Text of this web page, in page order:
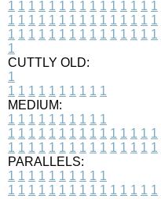
1 1 1 1 1 1 1 1 1 1 1 1 1 1 1
1 1 1 1 1 1 1 1 1 1 1 1 1 1 1
1 1 1 1 1 1 1 1 1 1 1 1 1 1 1
1
CUTTLY OLD:
1
1 1 1 1 1 1 1 1 1 1
MEDIUM:
1 1 1 1 1 1 1 1 1 1
1 1 1 1 1 1 1 1 1 1 1 1 1 1 1
1 1 1 1 1 1 1 1 1 1 1 1 1 1 1
PARALLELS:
1 1 1 1 1 1 1 1 1 1
1 1 1 1 1 1 1 1 1 1 1 1 1 1 1